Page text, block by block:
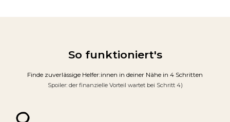
So funktioniert's
Finde zuverlässige Helfer:innen in deiner Nähe in 4 Schritten
Spoiler: der finanzielle Vorteil wartet bei Schritt 4)